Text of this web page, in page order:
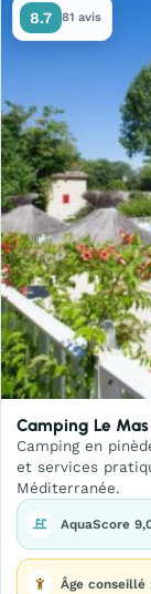
8.7 81 avis
Camping Le
Camping en
et services
Méditerranée.
AquaScore
Âge conseillé